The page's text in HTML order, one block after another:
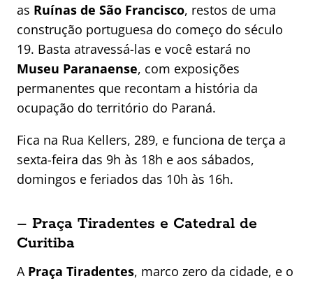
as Ruínas de São Francisco, restos de uma
construção portuguesa do começo do século
19. Basta atravessá-las e você estará no
Museu Paranaense, com exposições
permanentes que recontam a história da
ocupação do território do Paraná.
Fica na Rua Kellers, 289, e funciona de terça a
sexta-feira das 9h às 18h e aos sábados,
domingos e feriados das 10h às 16h.
– Praça Tiradentes e Catedral de
Curitiba
A Praça Tiradentes, marco zero da cidade, e o